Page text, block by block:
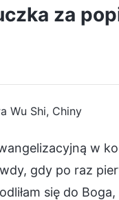
za
Wu Shi, Chiny
w
gdy po raz
się do